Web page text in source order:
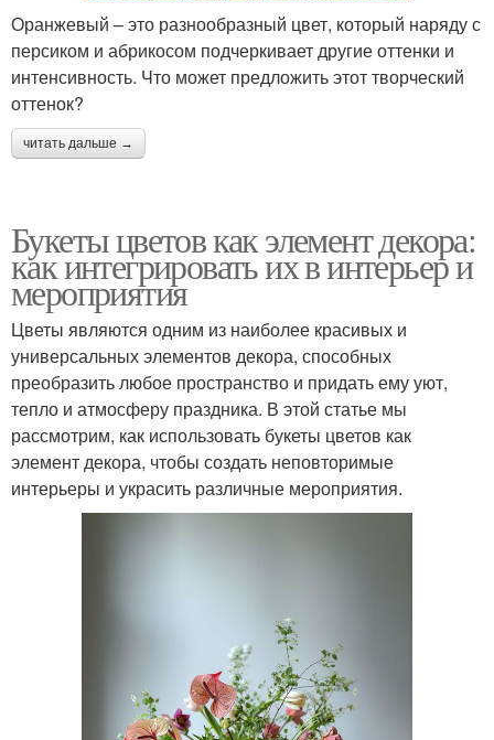
Оранжевый – это разнообразный цвет, который наряду с
персиком и абрикосом подчеркивает другие оттенки и
интенсивность. Что может предложить этот творческий
оттенок?
читать дальше →
Букеты цветов как элемент декора:
как интегрировать их в интерьер и
мероприятия
Цветы являются одним из наиболее красивых и
универсальных элементов декора, способных
преобразить любое пространство и придать ему уют,
тепло и атмосферу праздника. В этой статье мы
рассмотрим, как использовать букеты цветов как
элемент декора, чтобы создать неповторимые
интерьеры и украсить различные мероприятия.